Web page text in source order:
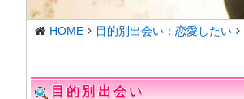
HOME 目的別出会い：恋愛したい
目的別出会い